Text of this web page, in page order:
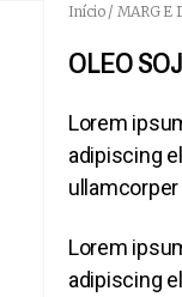
Início/ MARG E
OLEO
Lorem
adipiscing
Lorem
adipiscing